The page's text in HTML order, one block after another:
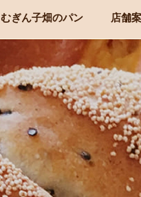
むぎん子畑のパン 店舗